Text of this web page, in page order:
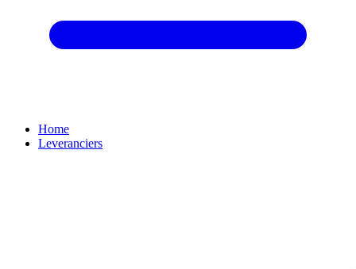
Home
Leveranciers